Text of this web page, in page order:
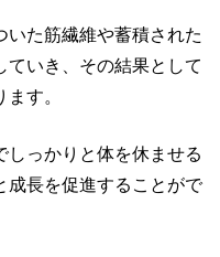
いた筋繊維や蓄積された
ていき、その結果として
す。
しっかりと体を休ませる
成長を促進することがで